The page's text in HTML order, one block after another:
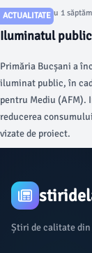
ACTUALITATE
Articol postat cu 1
Iluminatul
Primăria Bucșani a
iluminat public, în
pentru Mediu (AFM).
reducerea
vizate de proiect.
Știri de calitate